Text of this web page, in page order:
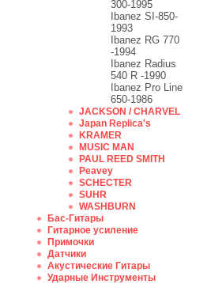
300-1995
Ibanez SI-850-
1993
Ibanez RG 770
-1994
Ibanez Radius
540 R -1990
Ibanez Pro Line
650-1986
JACKSON / CHARVEL
Japan Replica's
KRAMER
MUSIC MAN
PAUL REED SMITH
Peavey
SCHECTER
SUHR
WASHBURN
Бас-Гитары
Гитарное усиление
Примочки
Датчики
Акустические Гитары
Ударные Инструменты